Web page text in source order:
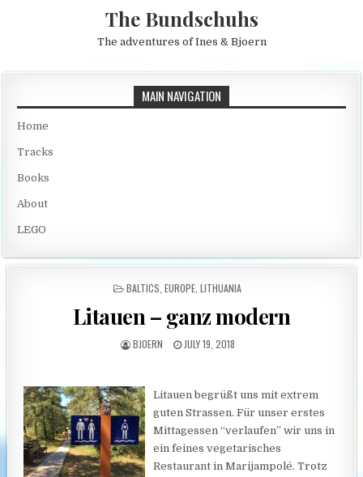
The Bundschuhs
The adventures of Ines & Bjoern
MAIN NAVIGATION
Home
Tracks
Books
About
LEGO
POSTED IN
BALTICS EUROPE LITHUANIA
Litauen – ganz modern
AUTHOR:
BJOERN PUBLISHED DATE:
JULY 19, 2018
Litauen begrüßt uns mit extrem
guten Strassen. Für unser erstes
Mittagessen “verlaufen” wir uns in
ein feines vegetarisches
Restaurant in Marijampolé. Trotz